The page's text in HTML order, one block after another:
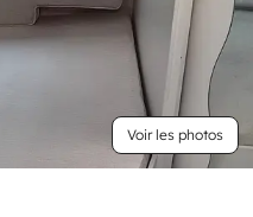
Voir les photos